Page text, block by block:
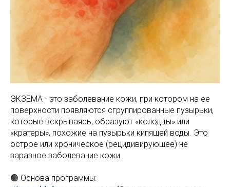
ЭКЗЕМА - это заболевание кожи, при котором на ее
поверхности появляются сгруппированные пузырьки,
которые вскрываясь, образуют «колодцы» или
«кратеры», похожие на пузырьки кипящей воды. Это
острое или хроническое (рецидивирующее) не
заразное заболевание кожи.
🟢 Основа программы: